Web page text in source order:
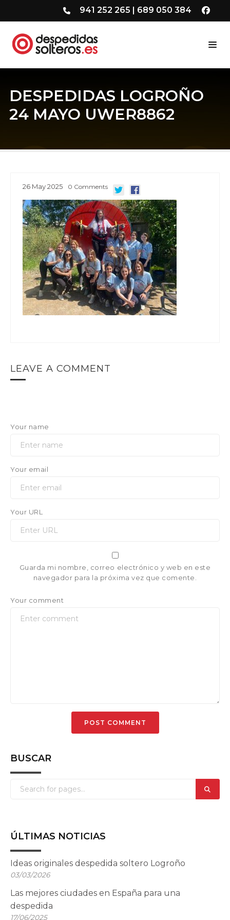
941 252 265 | 689 050 384
DESPEDIDAS LOGROÑO
24 MAYO UWER8862
26 May2025 0 Comments
LEAVE A COMMENT
Your name
Your email
Your URL
Guarda mi nombre, correo electrónico y web en este
navegador para la próxima vez que comente.
Your comment
BUSCAR
ÚLTIMAS NOTICIAS
Ideas originales despedida soltero Logroño
03/03/2026
Las mejores ciudades en España para una
despedida
17/06/2025